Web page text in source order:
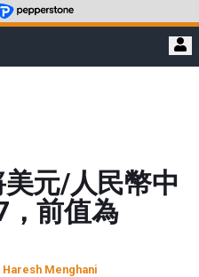
元/人民幣中
，前值為
Haresh Menghani